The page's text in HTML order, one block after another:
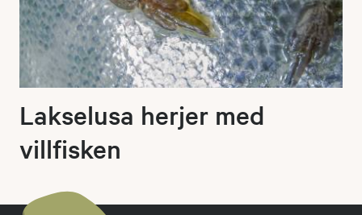
Lakselusa herjer med
villfisken